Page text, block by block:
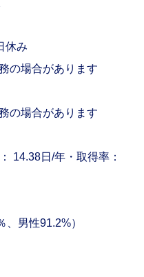
休み
の場合があります
の場合があります
14.38日/年・取得率：
、男性91.2%）